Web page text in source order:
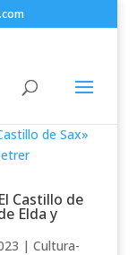
Castillo de
Elda y
| Cultura-